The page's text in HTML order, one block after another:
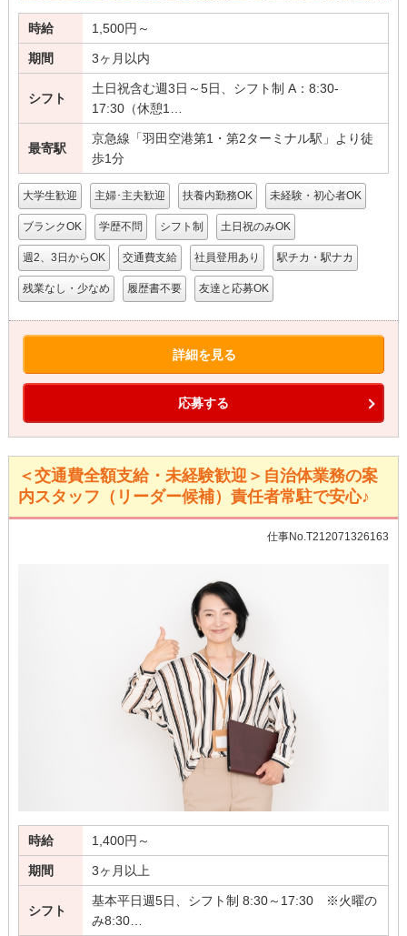
時給 1,500円～
期間 3ヶ月以内
シフト
土日祝含む週3日～5日、シフト制 A：8:30-
17:30（休憩1…
最寄駅
京急線「羽田空港第1・第2ターミナル駅」より徒
歩1分
大学生歓迎 主婦･主夫歓迎 扶養内勤務OK 未経験・初心者OK
ブランクOK 学歴不問 シフト制 土日祝のみOK
週2、3日からOK 交通費支給 社員登用あり 駅チカ・駅ナカ
残業なし・少なめ 履歴書不要 友達と応募OK
詳細を見る
応募する
＜交通費全額支給・未経験歓迎＞自治体業務の案
内スタッフ（リーダー候補）責任者常駐で安心♪
仕事No.T212071326163
時給 1,400円～
期間 3ヶ月以上
シフト
基本平日週5日、シフト制 8:30～17:30 ※火曜の
み8:30…